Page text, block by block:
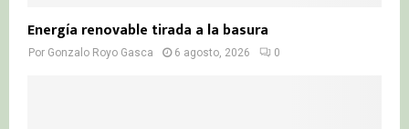
Energía renovable tirada a la basura
Por Gonzalo Royo Gasca 6 agosto, 2026 0